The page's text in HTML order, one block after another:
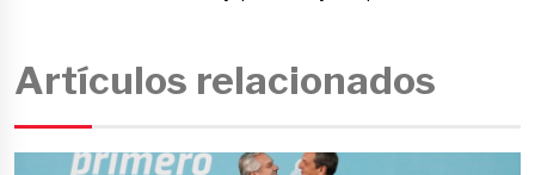
Artículos relacionados